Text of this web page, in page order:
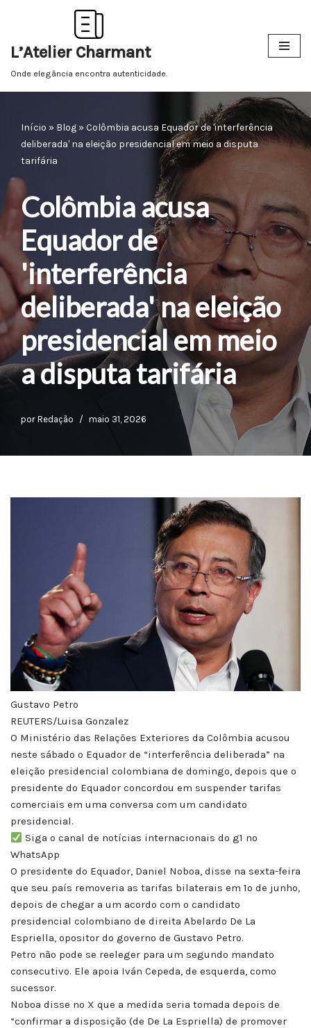
para
o
L’Atelier Charmant
Onde elegância encontra autenticidade.
Início » Blog » Colômbia acusa Equador de 'interferência
deliberada' na eleição presidencial em meio a disputa
tarifária
Colômbia acusa
Equador de
'interferência
deliberada' na eleição
presidencial em meio
a disputa tarifária
por Redação maio 31, 2026
Gustavo Petro
REUTERS/Luisa Gonzalez
O Ministério das Relações Exteriores da Colômbia acusou
neste sábado o Equador de “interferência deliberada” na
eleição presidencial colombiana de domingo, depois que o
presidente do Equador concordou em suspender tarifas
comerciais em uma conversa com um candidato
presidencial.
Siga o canal de notícias internacionais do g1 no
WhatsApp
O presidente do Equador, Daniel Noboa, disse na sexta-feira
que seu país removeria as tarifas bilaterais em 1º de junho,
depois de chegar a um acordo com o candidato
presidencial colombiano de direita Abelardo De La
Espriella, opositor do governo de Gustavo Petro.
Petro não pode se reeleger para um segundo mandato
consecutivo. Ele apoia Iván Cepeda, de esquerda, como
sucessor.
Noboa disse no X que a medida seria tomada depois de
“confirmar a disposição (de De La Espriella) de promover